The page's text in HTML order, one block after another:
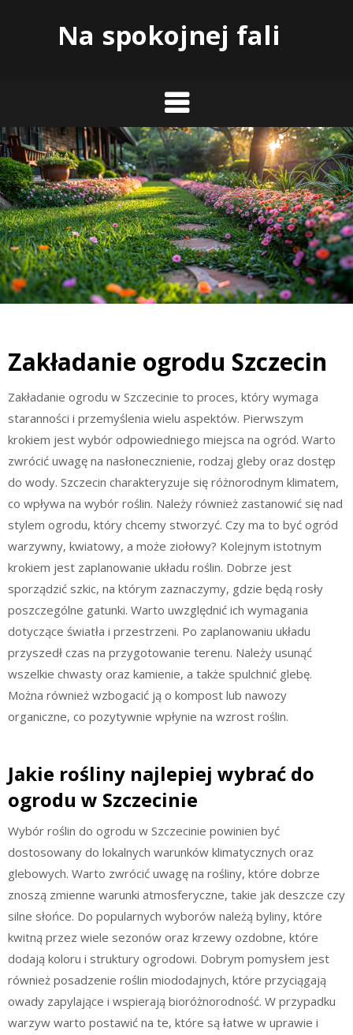
Na spokojnej fali
Zakładanie ogrodu Szczecin
Zakładanie ogrodu w Szczecinie to proces, który wymaga
staranności i przemyślenia wielu aspektów. Pierwszym
krokiem jest wybór odpowiedniego miejsca na ogród. Warto
zwrócić uwagę na nasłonecznienie, rodzaj gleby oraz dostęp
do wody. Szczecin charakteryzuje się różnorodnym klimatem,
co wpływa na wybór roślin. Należy również zastanowić się nad
stylem ogrodu, który chcemy stworzyć. Czy ma to być ogród
warzywny, kwiatowy, a może ziołowy? Kolejnym istotnym
krokiem jest zaplanowanie układu roślin. Dobrze jest
sporządzić szkic, na którym zaznaczymy, gdzie będą rosły
poszczególne gatunki. Warto uwzględnić ich wymagania
dotyczące światła i przestrzeni. Po zaplanowaniu układu
przyszedł czas na przygotowanie terenu. Należy usunąć
wszelkie chwasty oraz kamienie, a także spulchnić glebę.
Można również wzbogacić ją o kompost lub nawozy
organiczne, co pozytywnie wpłynie na wzrost roślin.
Jakie rośliny najlepiej wybrać do
ogrodu w Szczecinie
Wybór roślin do ogrodu w Szczecinie powinien być
dostosowany do lokalnych warunków klimatycznych oraz
glebowych. Warto zwrócić uwagę na rośliny, które dobrze
znoszą zmienne warunki atmosferyczne, takie jak deszcze czy
silne słońce. Do popularnych wyborów należą byliny, które
kwitną przez wiele sezonów oraz krzewy ozdobne, które
dodają koloru i struktury ogrodowi. Dobrym pomysłem jest
również posadzenie roślin miododajnych, które przyciągają
owady zapylające i wspierają bioróżnorodność. W przypadku
warzyw warto postawić na te, które są łatwe w uprawie i